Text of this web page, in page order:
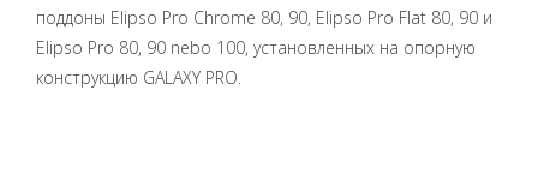
поддоны Elipso Pro Chrome 80, 90, Elipso Pro Flat 80, 90 и
Elipso Pro 80, 90 nebo 100, установленных на опоpную
констpукцию GALAXY PRO.